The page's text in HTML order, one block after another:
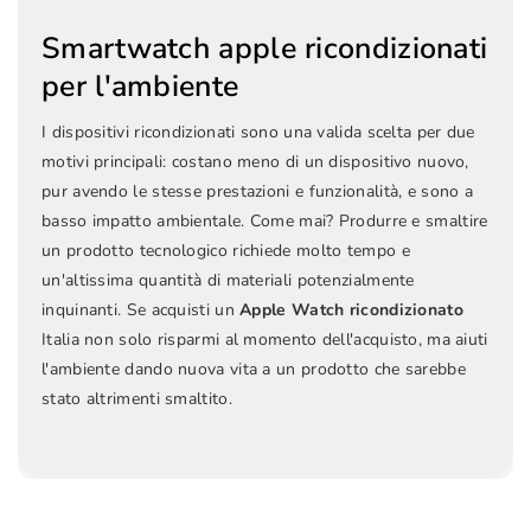
Smartwatch apple ricondizionati
per l'ambiente
I dispositivi ricondizionati sono una valida scelta per due
motivi principali: costano meno di un dispositivo nuovo,
pur avendo le stesse prestazioni e funzionalità, e sono a
basso impatto ambientale. Come mai? Produrre e smaltire
un prodotto tecnologico richiede molto tempo e
un'altissima quantità di materiali potenzialmente
inquinanti. Se acquisti unApple Watch ricondizionato
Italia non solo risparmi al momento dell'acquisto, ma aiuti
l'ambiente dando nuova vita a un prodotto che sarebbe
stato altrimenti smaltito.